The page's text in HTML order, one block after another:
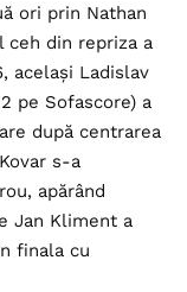
ori prin Nathan
ceh din repriza a
același Ladislav
pe Sofascore) a
după centrarea
s-a
apărând
Jan Kliment a
finala cu